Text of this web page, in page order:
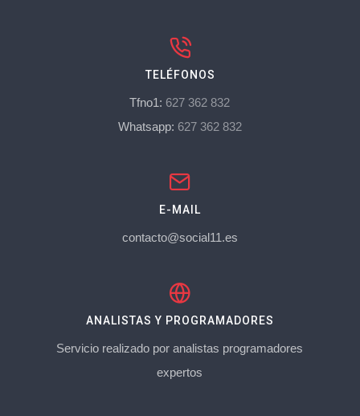
TELÉFONOS
Tfno1: 627 362 832
Whatsapp: 627 362 832
E-MAIL
contacto@social11.es
ANALISTAS Y PROGRAMADORES
Servicio realizado por analistas programadores
expertos